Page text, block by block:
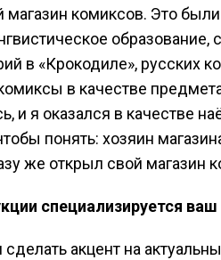
магазин комиксов. Это
в «Крокодиле»,
в качестве
и я оказался в качестве
понять: хозяин
же открыл свой магазин
специализируется ваш
акцент на